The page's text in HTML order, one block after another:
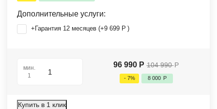
Дополнительные услуги:
+Гарантия 12 месяцев (+9 699 Р )
мин.
1
96 990 Р 104 990 Р
- 7% 8 000 Р
Купить в 1 клик